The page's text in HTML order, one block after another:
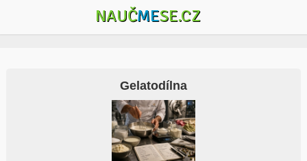
NAUČMESE.CZ
Gelatodílna